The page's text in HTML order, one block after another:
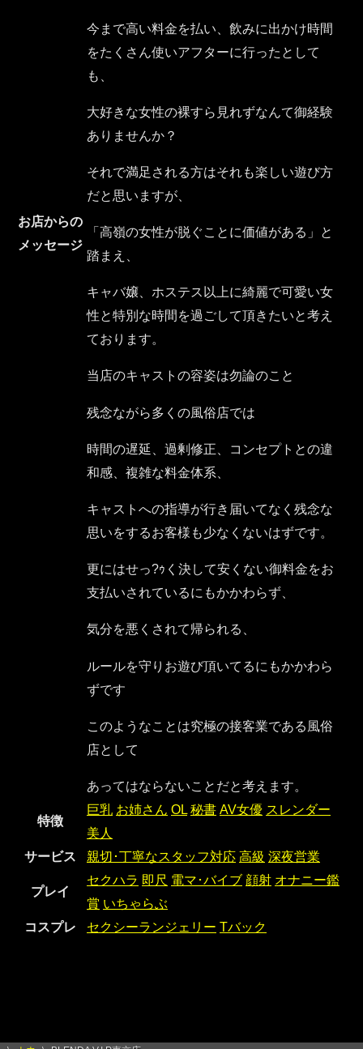
お店からの
メッセージ
今まで高い料金を払い、飲みに出かけ時間
をたくさん使いアフターに行ったとして
も、
大好きな女性の裸すら見れずなんて御経験
ありませんか？
それで満足される方はそれも楽しい遊び方
だと思いますが、
「高嶺の女性が脱ぐことに価値がある」と
踏まえ、
キャバ嬢、ホステス以上に綺麗で可愛い女
性と特別な時間を過ごして頂きたいと考え
ております。
当店のキャストの容姿は勿論のこと
残念ながら多くの風俗店では
時間の遅延、過剰修正、コンセプトとの違
和感、複雑な料金体系、
キャストへの指導が行き届いてなく残念な
思いをするお客様も少なくないはずです。
更にはせっ?ｩく決して安くない御料金をお
支払いされているにもかかわらず、
気分を悪くされて帰られる、
ルールを守りお遊び頂いてるにもかかわら
ずです
このようなことは究極の接客業である風俗
店として
あってはならないことだと考えます。
特徴
巨乳 お姉さん OL 秘書 AV女優 スレンダー
美人
サービス
親切･丁寧なスタッフ対応 高級 深夜営業
プレイ
セクハラ 即尺 電マ･バイブ 顔射 オナニー鑑
賞 いちゃらぶ
コスプレ
セクシーランジェリー Tバック